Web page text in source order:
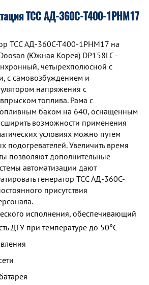
ТСС АД-360С-Т400-1РНМ17
TCC АД-360С-Т400-1РНМ17 на
(Южная Корея) DP158LC -
четырехполюсной с
с самовозбуждением и
напряжения с
топлива. Рама с
баком на 640, оснащенным
возможности применения
условиях можно путем
подогревателей. Увеличить время
позволяют дополнительные
автоматизации дают
генератор TCC АД-360С-
присутствия
исполнения, обеспечивающий
ДГУ при температуре до 50°С